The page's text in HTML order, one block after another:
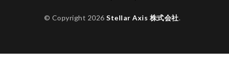
© Copyright 2026Stellar Axis 株式会社.